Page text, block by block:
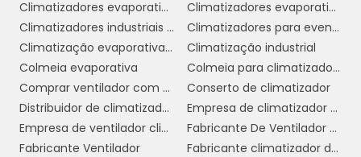
6. Custo acessível:Em geral, os
climatizadores de ar têm um custo inicial
mais baixo em comparação aos sistemas de
ar-condicionado. Isso os torna uma opção
viável para pequenos negócios e residências
que desejam climatizar seus ambientes sem
grandes investimentos.
Climatizadores evaporativo comercial e industrial
Climatizadores evaporativos
Climatizadores industriais portáteis
Climatizadores para eventos
Climatização evaporativa industrial
Climatização industrial
Colmeia evaporativa
Colmeia para climatizador preço
Comprar ventilador com climatizador
Conserto de climatizador
Distribuidor de climatizador evaporativo
Empresa de climatizador evaporativo
Empresa de ventilador climatizador industrial
Fabricante De Ventilador Climatizador Umidificador
Fabricante Ventilador
Fabricante climatizador de ar